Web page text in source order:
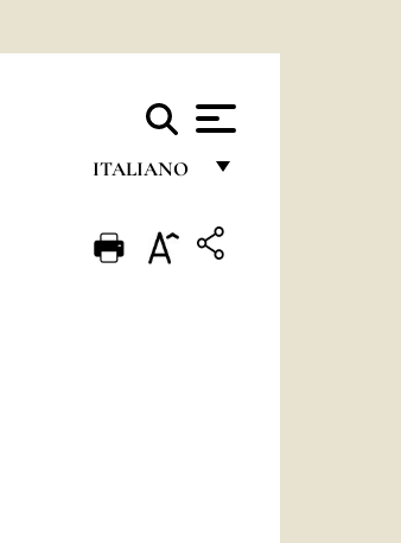
ITALIANO
ENGLISH